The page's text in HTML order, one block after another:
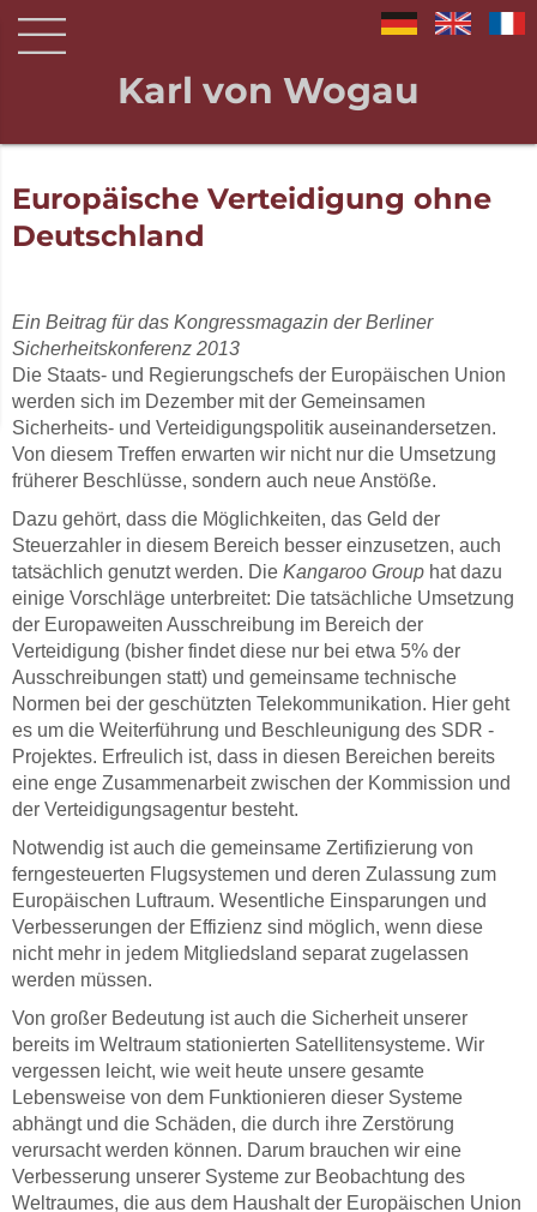
Karl von Wogau
Europäische Verteidigung ohne
Deutschland
Ein Beitrag für das Kongressmagazin der Berliner
Sicherheitskonferenz 2013
Die Staats- und Regierungschefs der Europäischen Union
werden sich im Dezember mit der Gemeinsamen
Sicherheits- und Verteidigungspolitik auseinandersetzen.
Von diesem Treffen erwarten wir nicht nur die Umsetzung
früherer Beschlüsse, sondern auch neue Anstöße.
Dazu gehört, dass die Möglichkeiten, das Geld der
Steuerzahler in diesem Bereich besser einzusetzen, auch
tatsächlich genutzt werden. Die Kangaroo Group hat dazu
einige Vorschläge unterbreitet: Die tatsächliche Umsetzung
der Europaweiten Ausschreibung im Bereich der
Verteidigung (bisher findet diese nur bei etwa 5% der
Ausschreibungen statt) und gemeinsame technische
Normen bei der geschützten Telekommunikation. Hier geht
es um die Weiterführung und Beschleunigung des SDR -
Projektes. Erfreulich ist, dass in diesen Bereichen bereits
eine enge Zusammenarbeit zwischen der Kommission und
der Verteidigungsagentur besteht.
Notwendig ist auch die gemeinsame Zertifizierung von
ferngesteuerten Flugsystemen und deren Zulassung zum
Europäischen Luftraum. Wesentliche Einsparungen und
Verbesserungen der Effizienz sind möglich, wenn diese
nicht mehr in jedem Mitgliedsland separat zugelassen
werden müssen.
Von großer Bedeutung ist auch die Sicherheit unserer
bereits im Weltraum stationierten Satellitensysteme. Wir
vergessen leicht, wie weit heute unsere gesamte
Lebensweise von dem Funktionieren dieser Systeme
abhängt und die Schäden, die durch ihre Zerstörung
verursacht werden können. Darum brauchen wir eine
Verbesserung unserer Systeme zur Beobachtung des
Weltraumes, die aus dem Haushalt der Europäischen Union